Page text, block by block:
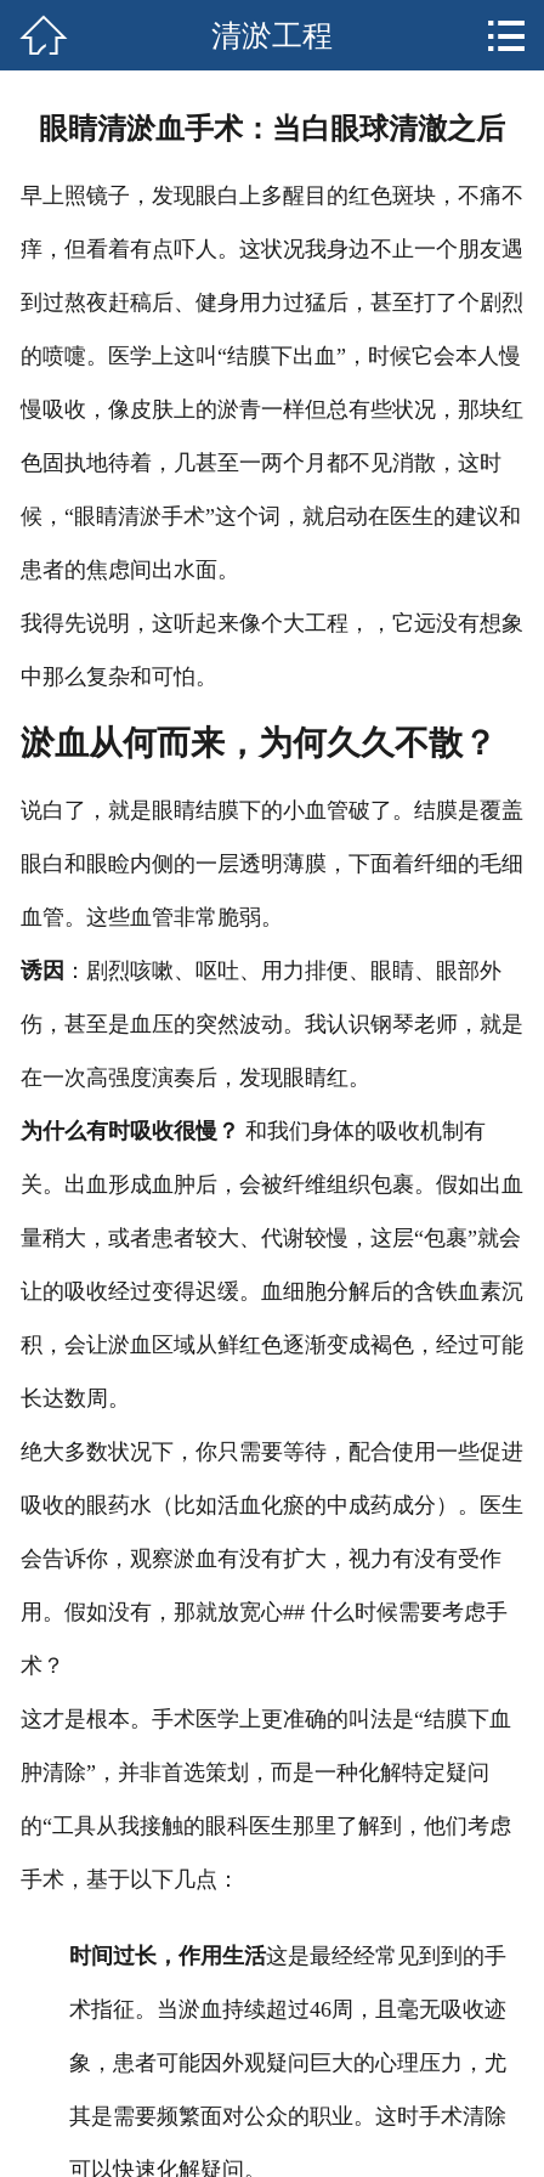
联系我们
 清淤工程 
眼睛清淤血手术：当白眼球清澈之后
早上照镜子，发现眼白上多醒目的红色斑块，不痛不
痒，但看着有点吓人。这状况我身边不止一个朋友遇
到过熬夜赶稿后、健身用力过猛后，甚至打了个剧烈
的喷嚏。医学上这叫“结膜下出血”，时候它会本人慢
慢吸收，像皮肤上的淤青一样但总有些状况，那块红
色固执地待着，几甚至一两个月都不见消散，这时
候，“眼睛清淤手术”这个词，就启动在医生的建议和
患者的焦虑间出水面。
我得先说明，这听起来像个大工程，，它远没有想象
中那么复杂和可怕。
淤血从何而来，为何久久不散？
说白了，就是眼睛结膜下的小血管破了。结膜是覆盖
眼白和眼睑内侧的一层透明薄膜，下面着纤细的毛细
血管。这些血管非常脆弱。
诱因 ：剧烈咳嗽、呕吐、用力排便、眼睛、眼部外
伤，甚至是血压的突然波动。我认识钢琴老师，就是
在一次高强度演奏后，发现眼睛红。
为什么有时吸收很慢？ 和我们身体的吸收机制有
关。出血形成血肿后，会被纤维组织包裹。假如出血
量稍大，或者患者较大、代谢较慢，这层“包裹”就会
让的吸收经过变得迟缓。血细胞分解后的含铁血素沉
积，会让淤血区域从鲜红色逐渐变成褐色，经过可能
长达数周。
绝大多数状况下，你只需要等待，配合使用一些促进
吸收的眼药水（比如活血化瘀的中成药成分）。医生
会告诉你，观察淤血有没有扩大，视力有没有受作
用。假如没有，那就放宽心## 什么时候需要考虑手
术？
这才是根本。手术医学上更准确的叫法是“结膜下血
肿清除”，并非首选策划，而是一种化解特定疑问
的“工具从我接触的眼科医生那里了解到，他们考虑
手术，基于以下几点：
时间过长，作用生活这是最经经常见到到的手
术指征。当淤血持续超过46周，且毫无吸收迹
象，患者可能因外观疑问巨大的心理压力，尤
其是需要频繁面对公众的职业。这时手术清除
可以快速化解疑问。